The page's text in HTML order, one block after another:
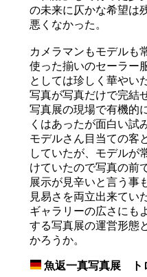
の未来に仄かな希望は
悪くなかった。
カメラマンもモデルも
使った揃いのセーラー
としては珍しく華やい
写真が写真だけで完結
写真展の現場で有機的
くはあったが面白い試
モデルさん目当ての客
していたが、モデルが
けていたので写真の前
展示が見辛いと言う事
見易さを両立出来ていた
ギャラリーの広さにも
する写真展の運営形態
かろうか。
魚返一真写真展 ト